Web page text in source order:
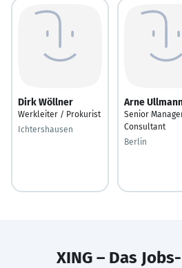
Dirk Wöllner
Werkleiter / Prokurist
Ichtershausen
Arne
Senior
Consultant
Berlin
XING – Das